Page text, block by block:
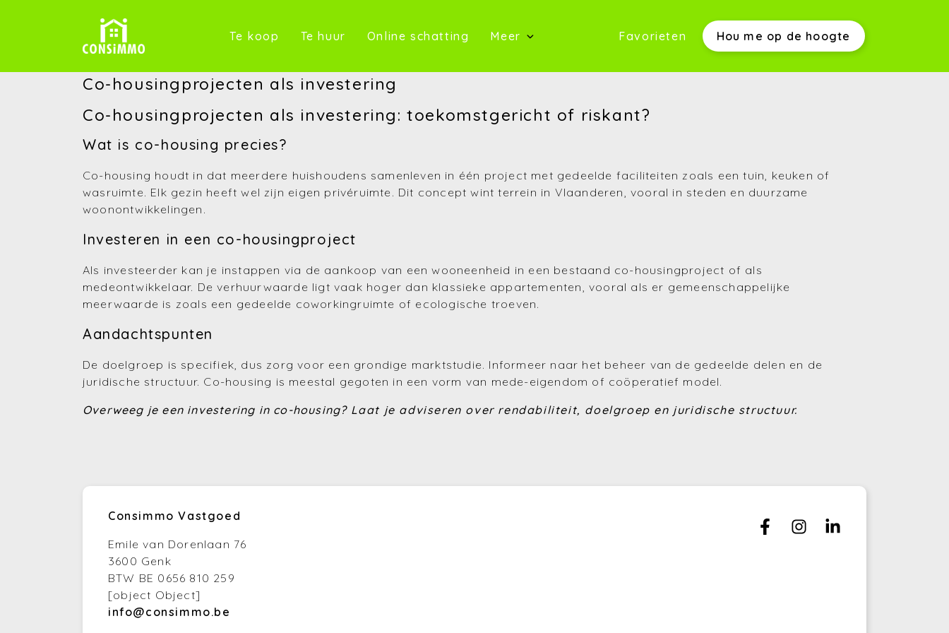
Te koop (Te koop)
Te huur (Te huur)
Online schatting (Online schatting)
Meer
(Onze werkwijze)
(Nieuws)
(Aankopen)
(Financiering)
Favorieten Hou me op de hoogte
Co-housingprojecten als investering
Co-housingprojecten als investering: toekomstgericht of riskant?
Wat is co-housing precies?
Co-housing houdt in dat meerdere huishoudens samenleven in één project met gedeelde faciliteiten zoals een tuin, keuken of
wasruimte. Elk gezin heeft wel zijn eigen privéruimte. Dit concept wint terrein in Vlaanderen, vooral in steden en duurzame
woonontwikkelingen.
Investeren in een co-housingproject
Als investeerder kan je instappen via de aankoop van een wooneenheid in een bestaand co-housingproject of als
medeontwikkelaar. De verhuurwaarde ligt vaak hoger dan klassieke appartementen, vooral als er gemeenschappelijke
meerwaarde is zoals een gedeelde coworkingruimte of ecologische troeven.
Aandachtspunten
De doelgroep is specifiek, dus zorg voor een grondige marktstudie. Informeer naar het beheer van de gedeelde delen en de
juridische structuur. Co-housing is meestal gegoten in een vorm van mede-eigendom of coöperatief model.
Overweeg je een investering in co-housing? Laat je adviseren over rendabiliteit, doelgroep en juridische structuur.
Consimmo Vastgoed
Emile van Dorenlaan 76
3600 Genk
BTW BE 0656 810 259
[object Object]
info@consimmo.be